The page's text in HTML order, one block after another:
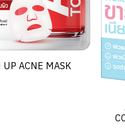
UP ACNE MASK